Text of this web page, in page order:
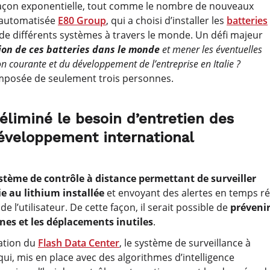
exponentielle, tout comme le nombre de nouveaux
E80 Group, qui a choisi d’installer les batteries
différents systèmes à travers le monde. Un défi majeur
de ces batteries dans le mondeet mener les éventuelles
courante et du développement de l’entreprise en Italie ?
de seulement trois personnes.
le besoin d’entretien des
international
de contrôle à distance permettant de surveiller
au lithium installée et envoyant des alertes en temps
l’utilisateur. De cette façon, il serait possible de prévenir
et les déplacements inutiles.
du Flash Data Center, le système de surveillance à
mis en place avec des algorithmes d’intelligence